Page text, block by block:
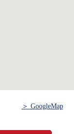
＞ GoogleMap